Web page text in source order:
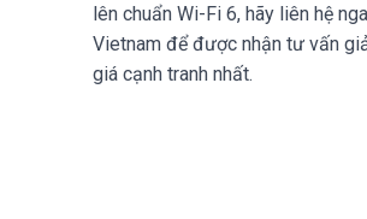
lên chuẩn Wi-Fi 6, hãy liên hệ
Vietnam để được nhận tư vấn
giá cạnh tranh nhất.